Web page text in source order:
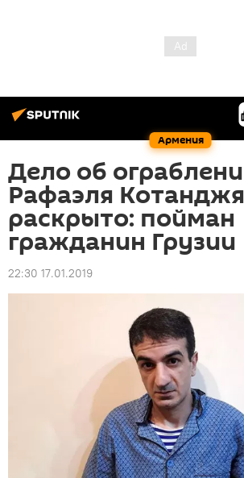
Армения
Дело об
Рафаэля
раскрыто: пойман
гражданин Грузии
22:30 17.01.2019